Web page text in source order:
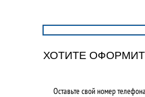
ХОТИТЕ
Оставьте свой номер